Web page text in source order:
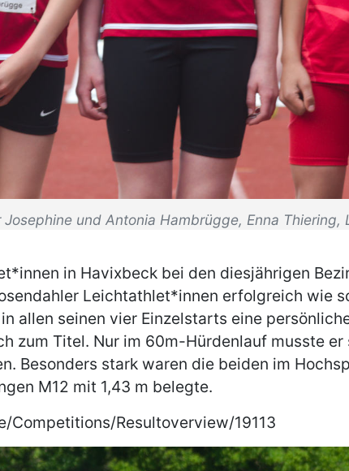
und Antonia Hambrügge, Enna Thiering,
in Havixbeck bei den diesjährigen
Leichtathlet*innen erfolgreich wie
allen seinen vier Einzelstarts eine
zum Titel. Nur im 60m-Hürdenlauf musste
Besonders stark waren die beiden im
M12 mit 1,43 m belegte.
Resultoverview/19113